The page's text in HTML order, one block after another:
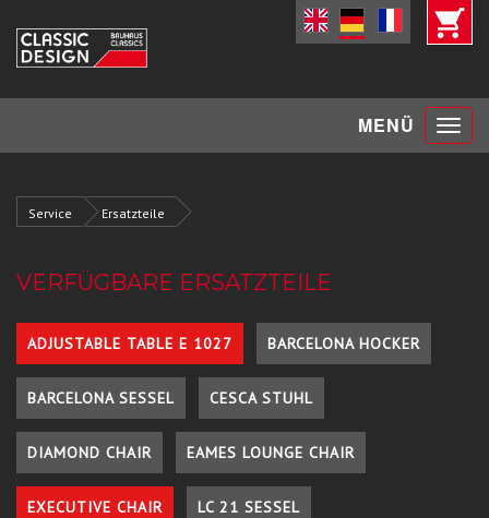
MENÜ Toggle
Service Ersatzteile
VERFÜGBARE ERSATZTEILE
ADJUSTABLE TABLE E 1027 BARCELONA HOCKER
BARCELONA SESSEL CESCA STUHL
DIAMOND CHAIR EAMES LOUNGE CHAIR
EXECUTIVE CHAIR LC 21 SESSEL